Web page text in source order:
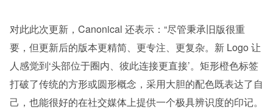
对此此次更新，Canonical 还表示：“尽管秉承旧版很重
要，但更新后的版本更精简、更专注、更复杂。新 Logo 让
人感觉到‘头部位于圈内、彼此连接更直接’。矩形橙色标签
打破了传统的方形或圆形概念，采用大胆的配色既表达了自
己，也能很好的在社交媒体上提供一个极具辨识度的印记。